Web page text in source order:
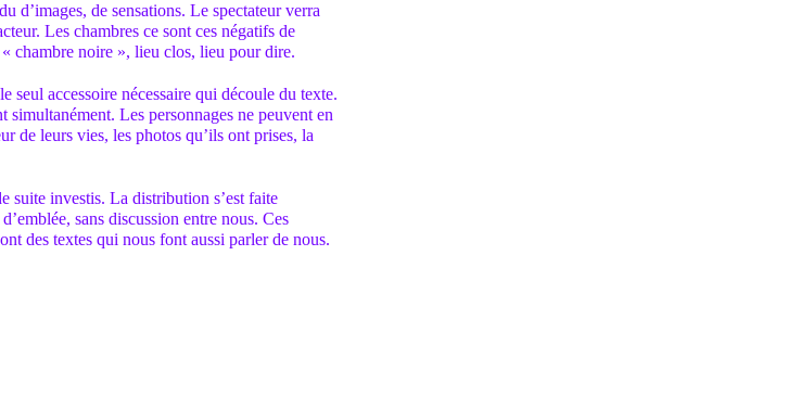
d’images, de sensations. Le spectateur verra
Les chambres ce sont ces négatifs de
chambre noire », lieu clos, lieu pour dire.
seul accessoire nécessaire qui découle du texte.
simultanément. Les personnages ne peuvent en
de leurs vies, les photos qu’ils ont prises, la
suite investis. La distribution s’est faite
sans discussion entre nous. Ces
des textes qui nous font aussi parler de nous.